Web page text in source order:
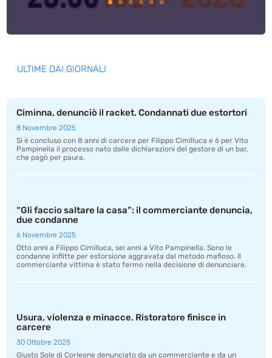
ULTIME DAI GIORNALI
Ciminna, denunciò il racket. Condannati due estortori
8 Novembre 2025
Si è concluso con 8 anni di carcere per Filippo Cimilluca e 6 per Vito
Pampinella il processo nato dalle dichiarazioni del gestore di un bar,
che pagò per paura.
“Gli faccio saltare la casa”: il commerciante denuncia,
due condanne
6 Novembre 2025
Otto anni a Filippo Cimilluca, sei anni a Vito Pampinella. Sono le
condanne inflitte per estorsione aggravata dal metodo mafioso. Il
commerciante vittima è stato fermo nella decisione di denunciare.
Usura, violenza e minacce. Ristoratore finisce in
carcere
30 Ottobre 2025
Giusto Sole di Corleone denunciato da un commerciante e da un